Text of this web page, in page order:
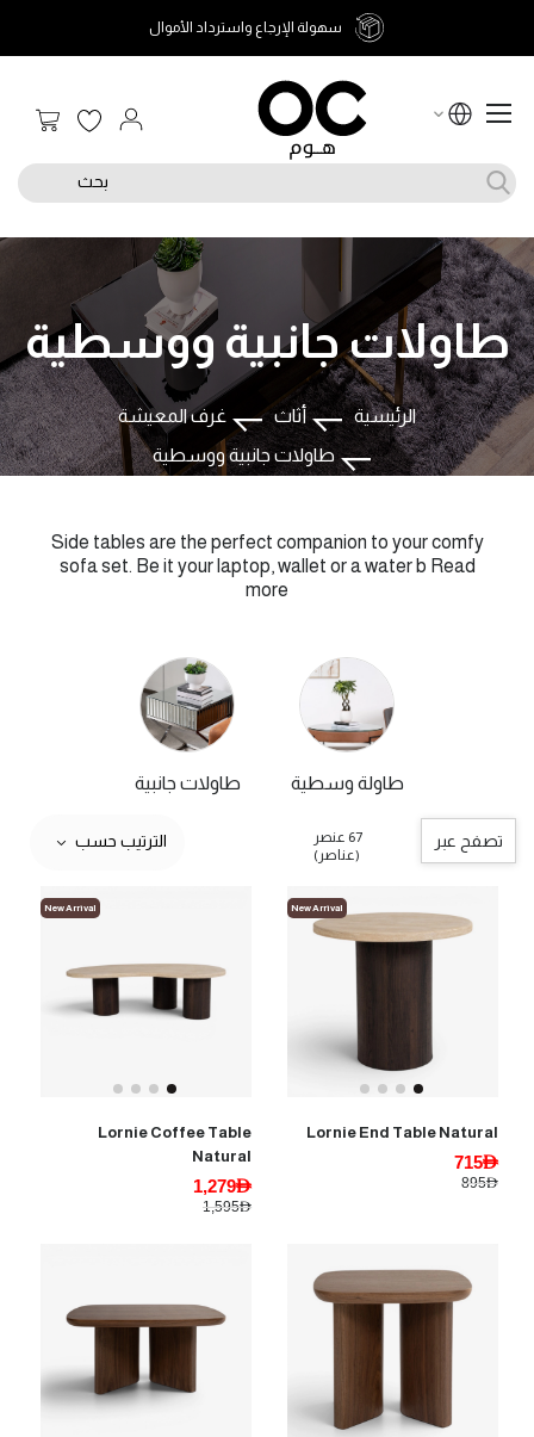
سهولة الإرجاع واسترداد الأموال
سلة
بحث
الرئيسية أثاث
غرف المعيشة
طاولات جانبية ووسطية
طاولات جانبية ووسطية
Side tables are the perfect companion to your comfy
sofa set. Be it your laptop, wallet or a water b Read
more
طاولة وسطية طاولات جانبية
تصفح عبر
67 عنصر
(عناصر)
الترتيب حسب
New Arrival
Lornie End Table Natural
715AED
895AED
New Arrival
Lornie Coffee Table
Natural
1,279AED
1,595AED